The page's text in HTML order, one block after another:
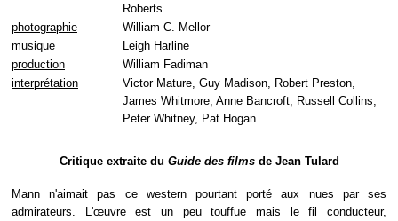
Roberts
photographie
William C. Mellor
musique
Leigh Harline
production
William Fadiman
interprétation
Victor Mature, Guy Madison, Robert Preston,
James Whitmore, Anne Bancroft, Russell Collins,
Peter Whitney, Pat Hogan
Critique extraite du Guide des filmsde Jean Tulard
Mann n'aimait pas ce western pourtant porté aux nues par ses
admirateurs. L'œuvre est un peu touffue mais le fil conducteur,